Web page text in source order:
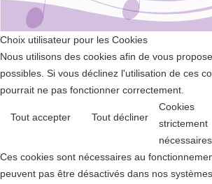
Choix utilisateur pour les Cookies
Nous utilisons des cookies afin de vous
possibles. Si vous déclinez l'utilisation de ces
pourrait ne pas fonctionner correctement.
Tout accepter Tout décliner
Cookies
strictement
nécessaires
Ces cookies sont nécessaires au
peuvent pas être désactivés dans nos